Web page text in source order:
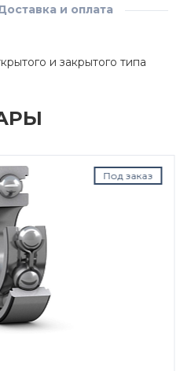
и оплата
и закрытого типа
Под заказ